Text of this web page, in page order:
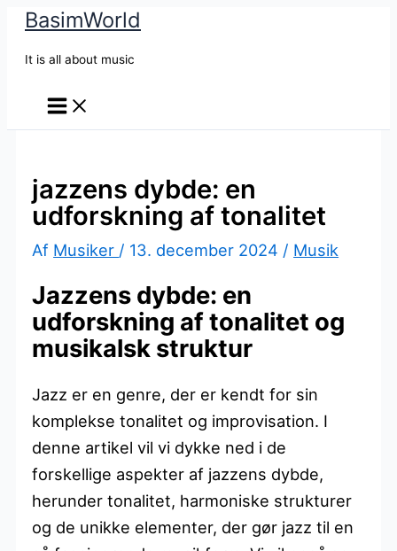
BasimWorld
It is all about music
jazzens dybde: en
udforskning af tonalitet
Af Musiker / 13. december 2024 / Musik
Jazzens dybde: en
udforskning af tonalitet og
musikalsk struktur
Jazz er en genre, der er kendt for sin
komplekse tonalitet og improvisation. I
denne artikel vil vi dykke ned i de
forskellige aspekter af jazzens dybde,
herunder tonalitet, harmoniske strukturer
og de unikke elementer, der gør jazz til en